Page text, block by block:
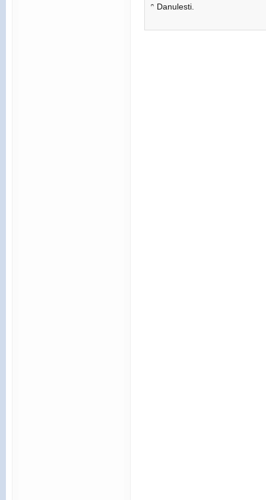
Danulesti.